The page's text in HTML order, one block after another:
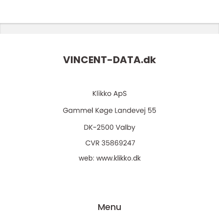
VINCENT-DATA.dk
web: www.klikko.dk
Menu